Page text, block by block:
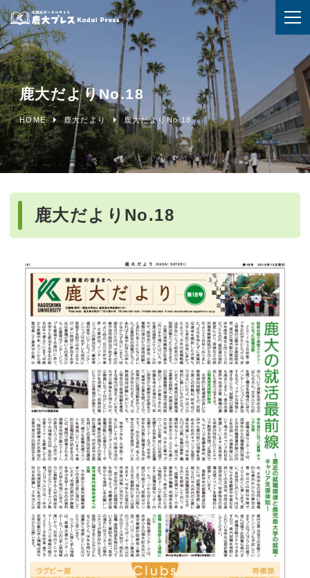
鹿大だよりNo.18
HOME 鹿大だより 鹿大だよりNo.18
鹿大だよりNo.18